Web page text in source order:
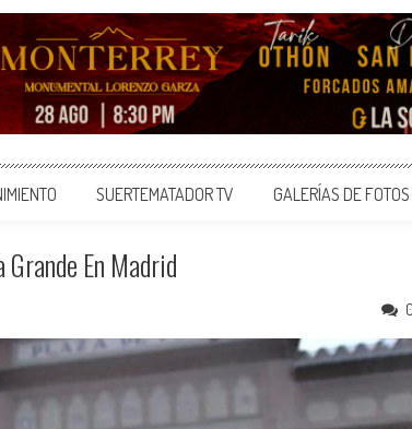
SUERTEMATADOR TV GALERÍAS DE FOTOS
En Madrid